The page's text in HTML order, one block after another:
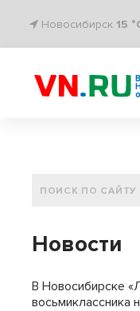
Новосибирск 15
Новости
В Новосибирске
восьмиклассника